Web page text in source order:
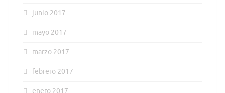
junio 2017
mayo 2017
marzo 2017
febrero 2017